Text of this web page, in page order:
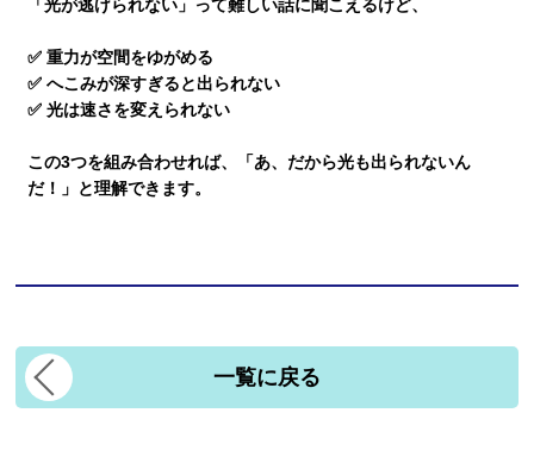
「光が逃げられない」って難しい話に聞こえるけど、
✅ 重力が空間をゆがめる
✅ へこみが深すぎると出られない
✅ 光は速さを変えられない
この3つを組み合わせれば、「あ、だから光も出られないん
だ！」と理解できます。
一覧に戻る